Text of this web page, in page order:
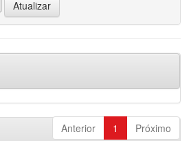
Anterior 1 Próximo